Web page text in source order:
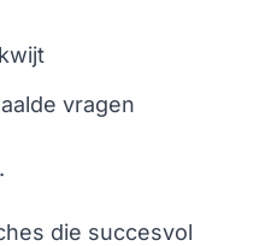
vragen
die succesvol